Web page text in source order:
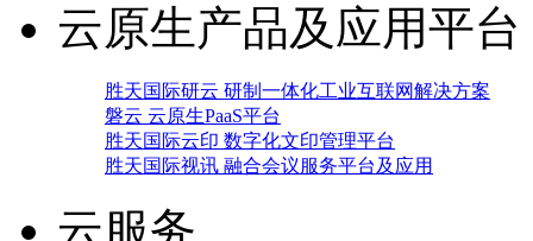
云原生产品及应用平台
胜天国际研云 研制一体化工业互联网解决方案
磐云 云原生PaaS平台
胜天国际云印 数字化文印管理平台
胜天国际视讯 融合会议服务平台及应用
云服务